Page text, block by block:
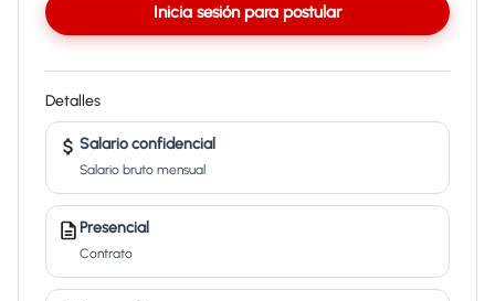
Inicia sesión para postular
Detalles
Salario confidencial
Salario bruto mensual
Presencial
Contrato